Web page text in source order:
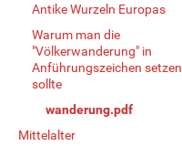
Antike Wurzeln Europas
Warum man die
"Völkerwanderung" in
Anführungszeichen setzen
sollte
wanderung.pdf
Mittelalter